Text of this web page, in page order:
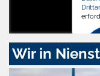
Wir in